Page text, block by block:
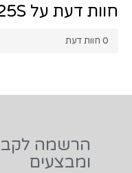
חוות דעת על FELLOWES P-25S
0 חוות דעת
הרשמה
ומבצעים